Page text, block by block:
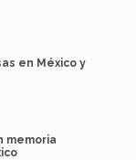
en México y
memoria